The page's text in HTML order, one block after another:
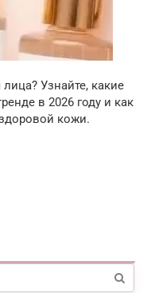
Узнайте, какие
в 2026 году и как
кожи.